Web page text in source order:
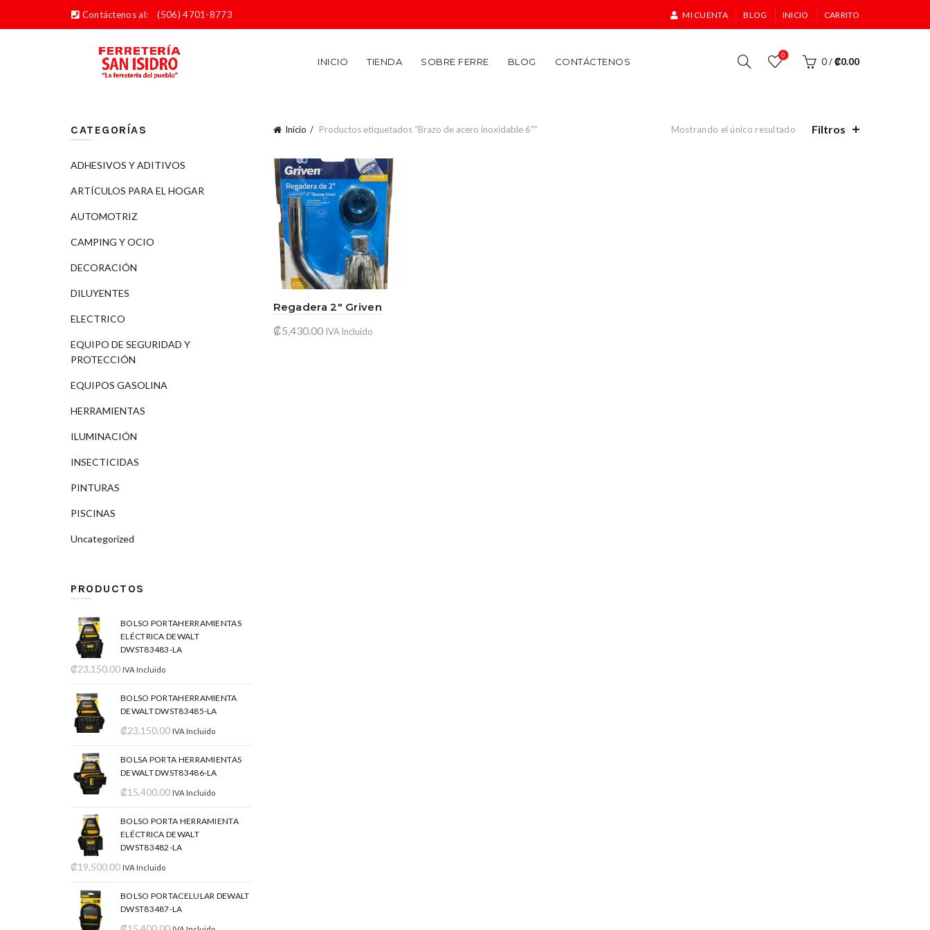
Contáctenos al: (506) 4701-8773 MI CUENTA BLOG INICIO CARRITO
INICIO TIENDA SOBRE FERRE BLOG CONTÁCTENOS
0
0/₡0.00
Inicio Productos etiquetados “Brazo de acero inoxidable 6"” Mostrando el único resultado Filtros
Regadera 2″ Griven
₡5,430.00 IVA Incluido
CATEGORÍAS
ADHESIVOS Y ADITIVOS
ARTÍCULOS PARA EL HOGAR
AUTOMOTRIZ
CAMPING Y OCIO
DECORACIÓN
DILUYENTES
ELECTRICO
EQUIPO DE SEGURIDAD Y
PROTECCIÓN
EQUIPOS GASOLINA
HERRAMIENTAS
ILUMINACIÓN
INSECTICIDAS
PINTURAS
PISCINAS
Uncategorized
PRODUCTOS
BOLSO PORTAHERRAMIENTAS
ELÉCTRICA DEWALT
DWST83483-LA
₡23,150.00 IVA Incluido
BOLSO PORTAHERRAMIENTA
DEWALT DWST83485-LA
₡23,150.00 IVA Incluido
BOLSA PORTA HERRAMIENTAS
DEWALT DWST83486-LA
₡15,400.00 IVA Incluido
BOLSO PORTA HERRAMIENTA
ELÉCTRICA DEWALT
DWST83482-LA
₡19,500.00 IVA Incluido
BOLSO PORTACELULAR DEWALT
DWST83487-LA